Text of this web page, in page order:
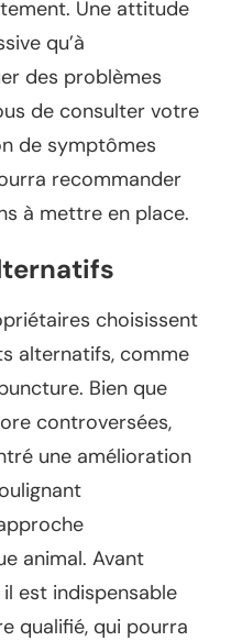
Une attitude
qu’à
des problèmes
de consulter votre
de symptômes
recommander
à mettre en place.
choisissent
alternatifs, comme
Bien que
controversées,
une amélioration
animal. Avant
est indispensable
qualifié, qui pourra